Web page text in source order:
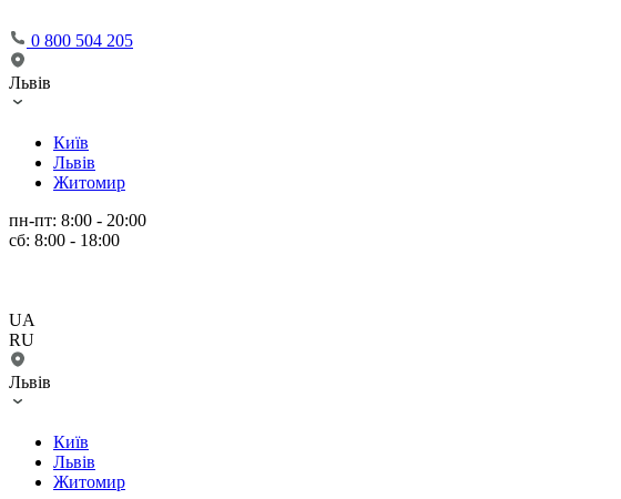
0 800 504 205
Львів
Київ
Львів
Житомир
пн-пт: 8:00 - 20:00
сб: 8:00 - 18:00
UA
RU
Львів
Київ
Львів
Житомир